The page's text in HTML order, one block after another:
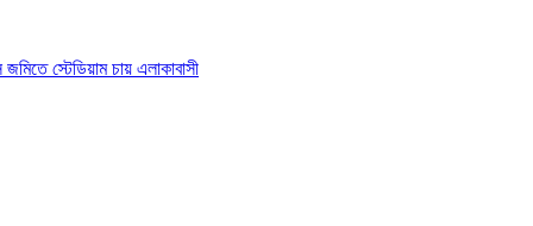
স্টেডিয়াম চায় এলাকাবাসী